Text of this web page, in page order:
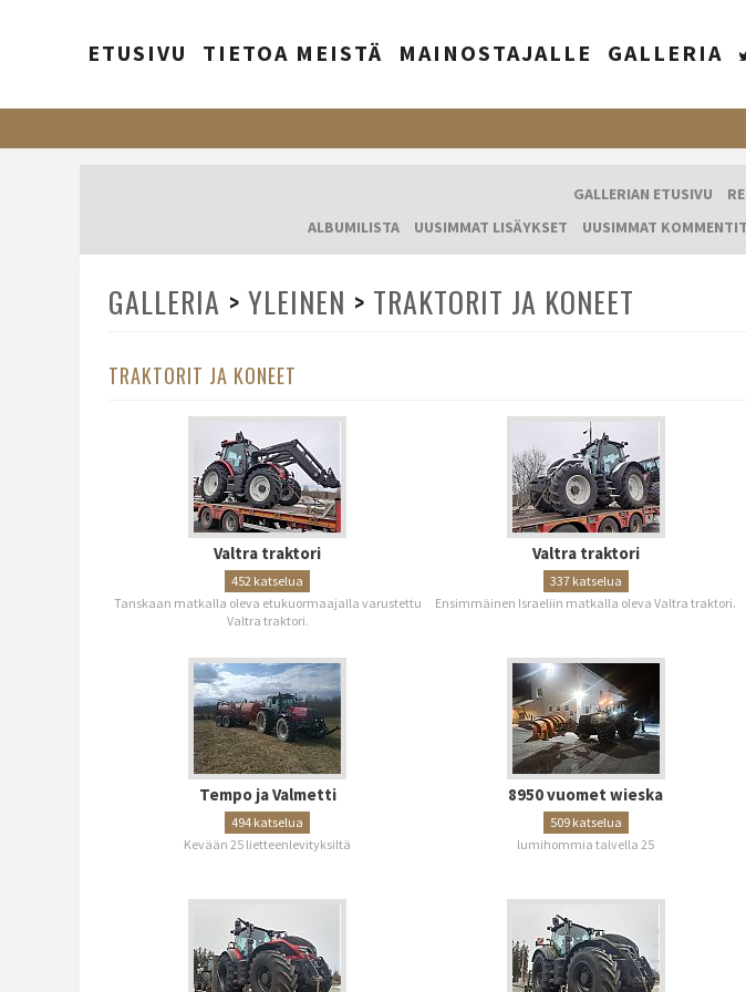
ETUSIVU TIETOA MEISTÄ MAINOSTAJALLE GALLERIA
GALLERIAN ETUSIVU
ALBUMILISTA
UUSIMMAT LISÄYKSET UUSIMMAT KOMMENTIT
GALLERIA > YLEINEN > TRAKTORIT JA KONEET
TRAKTORIT JA KONEET
Valtra traktori
452 katselua
Tanskaan matkalla oleva etukuormaajalla varustettu
Valtra traktori.
Valtra traktori
337 katselua
Ensimmäinen Israeliin matkalla oleva Valtra traktori.
Tempo ja Valmetti
494 katselua
Kevään 25 lietteenlevityksiltä
8950 vuomet wieska
509 katselua
lumihommia talvella 25